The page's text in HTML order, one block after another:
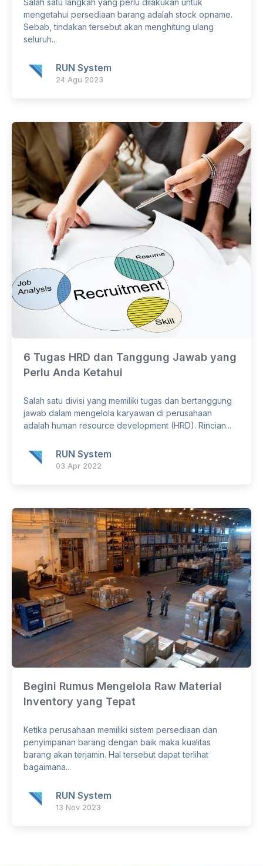
Salah satu langkah yang perlu dilakukan untuk
mengetahui persediaan barang adalah stock opname.
Sebab, tindakan tersebut akan menghitung ulang
seluruh...
RUN System
24 Agu 2023
6 Tugas HRD dan Tanggung Jawab yang
Perlu Anda Ketahui
Salah satu divisi yang memiliki tugas dan bertanggung
jawab dalam mengelola karyawan di perusahaan
adalah human resource development (HRD). Rincian...
RUN System
03 Apr 2022
Begini Rumus Mengelola Raw Material
Inventory yang Tepat
Ketika perusahaan memiliki sistem persediaan dan
penyimpanan barang dengan baik maka kualitas
barang akan terjamin. Hal tersebut dapat terlihat
bagaimana...
RUN System
13 Nov 2023